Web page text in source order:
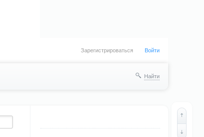
Зарегистрироваться Войти
Найти